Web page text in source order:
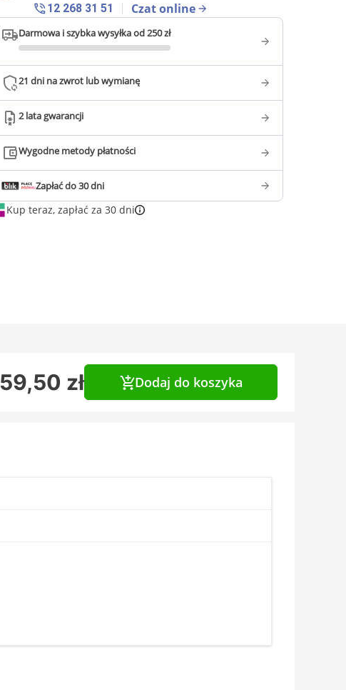
12 268 31 51
Czat online
Darmowa i szybka wysyłka od 250 zł
21 dni na zwrot lub wymianę
2 lata gwarancji
Wygodne metody płatności
Zapłać do 30 dni
Kup teraz, zapłać za 30 dni
59,50 zł Dodaj do koszyka